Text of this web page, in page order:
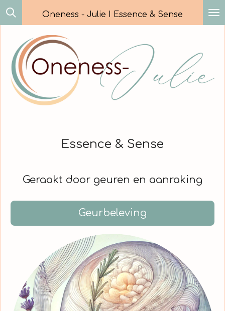
Ga
direct
hoofdinhoud
Oneness - Julie I Essence & Sense
Essence & Sense
Geraakt door geuren en aanraking
Geurbeleving